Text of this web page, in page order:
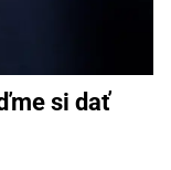
si dať